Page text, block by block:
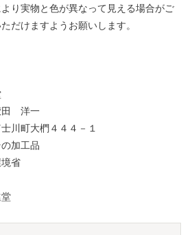
り実物と色が異なって見える場合がご
だけますようお願いします。
田 洋一
川町大椚４４４－１
加工品
省